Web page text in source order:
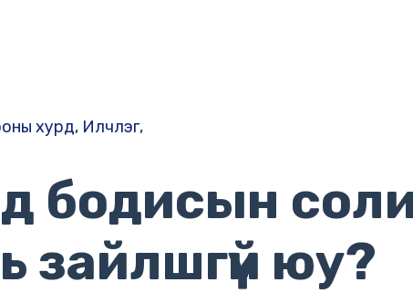
хурд, Илчлэг,
бодисын
зайлшгүй юу?